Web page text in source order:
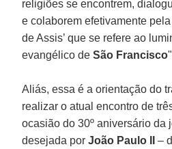
religiões se encontrem,
e colaborem efetivamente
de Assis’ que se refere ao
evangélico deSão Francisco
Aliás, essa é a orientação do
realizar o atual encontro de
ocasião do 30º aniversário da
desejada porJoão Paulo II–